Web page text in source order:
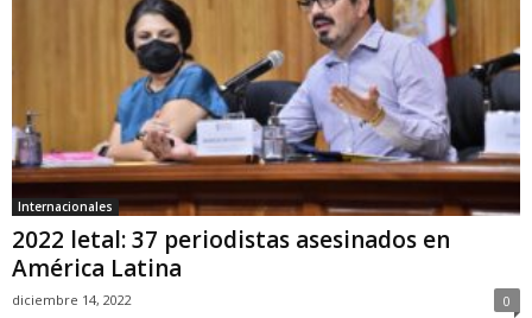
Internacionales
2022 letal: 37 periodistas asesinados en
América Latina
diciembre 14, 2022 0